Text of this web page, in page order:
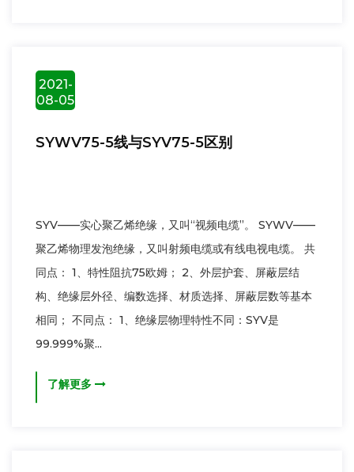
2021-
08-05
SYWV75-5线与SYV75-5区别
SYV——实心聚乙烯绝缘，又叫“视频电缆”。 SYWV——
聚乙烯物理发泡绝缘，又叫射频电缆或有线电视电缆。 共
同点： 1、特性阻抗75欧姆； 2、外层护套、屏蔽层结
构、绝缘层外径、编数选择、材质选择、屏蔽层数等基本
相同； 不同点： 1、绝缘层物理特性不同：SYV是
99.999%聚...
了解更多